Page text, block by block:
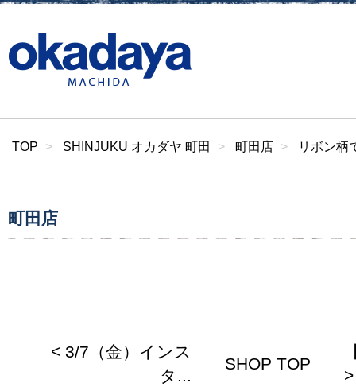
TOP SHINJUKU オカダヤ 町田 町田店 リボン柄
町田店
< 3/7（金）インス
タ...
SHOP TOP
>